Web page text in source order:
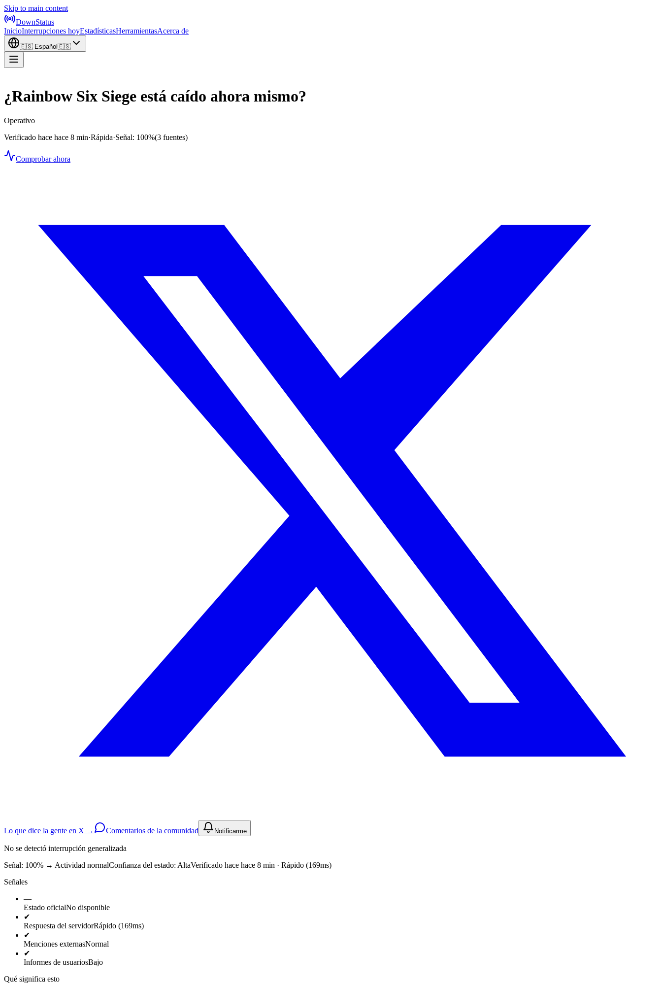
Skip to main content
DownStatus
InicioInterrupciones hoyEstadísticasHerramientasAcerca de
🇪🇸 Español 🇪🇸
¿Rainbow Six Siege está caído ahora mismo?
Operativo
Verificado hace hace 8 min·Rápida·Señal: 100%(3 fuentes)
Comprobar ahora
Lo que dice la gente en X → Comentarios de la comunidad Notificarme
No se detectó interrupción generalizada
Señal: 100% → Actividad normalConfianza del estado: AltaVerificado hace hace 8 min · Rápido (169ms)
Señales
—
Estado oficialNo disponible
✔
Respuesta del servidorRápido (169ms)
✔
Menciones externasNormal
✔
Informes de usuariosBajo
Qué significa esto